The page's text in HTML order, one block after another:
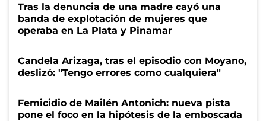
Tras la denuncia de una madre cayó una
banda de explotación de mujeres que
operaba en La Plata y Pinamar
Candela Arizaga, tras el episodio con Moyano,
deslizó: "Tengo errores como cualquiera"
Femicidio de Mailén Antonich: nueva pista
pone el foco en la hipótesis de la emboscada